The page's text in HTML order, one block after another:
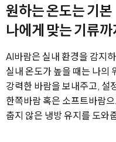
원하는 온도는 기본
나에게 맞는 기류까
AI바람은 실내 환경을 감지
실내 온도가 높을 때는 나의
강력한 바람을 보내주고, 설
한쪽바람 혹은 소프트바람
춥지 않은 냉방 유지를 도와